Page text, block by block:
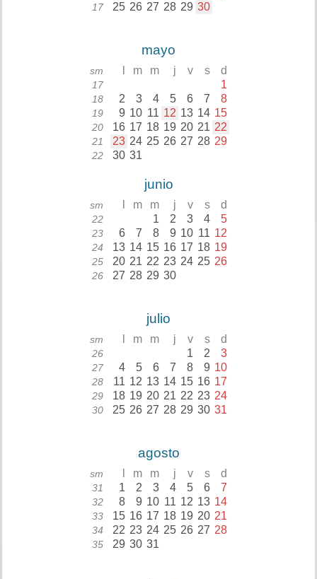
17 25 26 27 28 29 30
mayo
sm m m j v s d
17 1
18 2 3 4 5 6 7 8
19 9 10 11 12 13 14 15
20 16 17 18 19 20 21 22
21 23 24 25 26 27 28 29
22 30 31
junio
sm m m j v s d
22 1 2 3 4 5
23 6 7 8 9 10 11 12
24 13 14 15 16 17 18 19
25 20 21 22 23 24 25 26
26 27 28 29 30
julio
sm m m j v s d
26 1 2 3
27 4 5 6 7 8 9 10
28 11 12 13 14 15 16 17
29 18 19 20 21 22 23 24
30 25 26 27 28 29 30 31
agosto
sm m m j v s d
31 1 2 3 4 5 6 7
32 8 9 10 11 12 13 14
33 15 16 17 18 19 20 21
34 22 23 24 25 26 27 28
35 29 30 31